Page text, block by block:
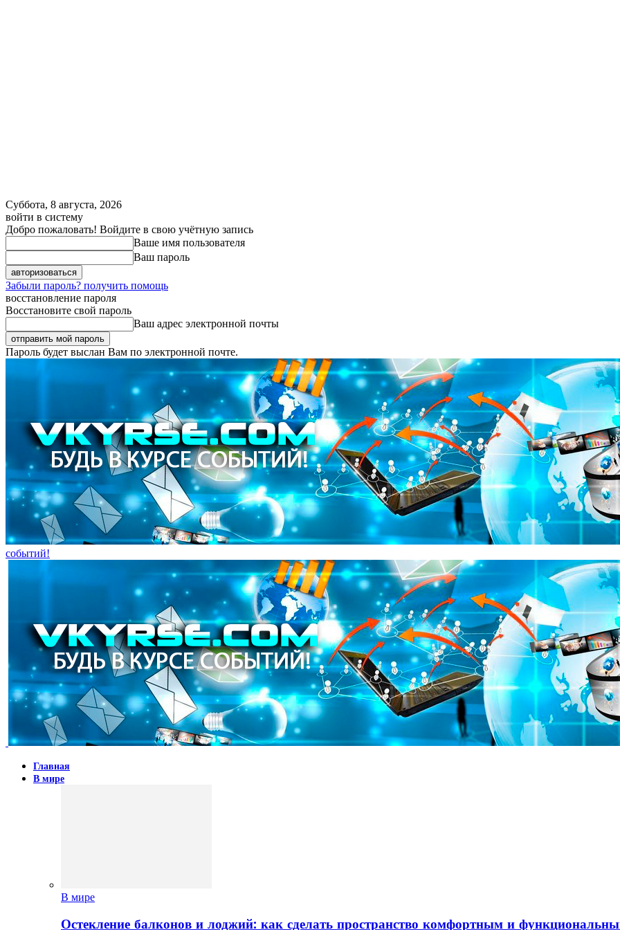
Суббота, 8 августа, 2026
войти в систему
Добро пожаловать! Войдите в свою учётную запись
Ваше имя пользователя
Ваш пароль
Забыли пароль? получить помощь
восстановление пароля
Восстановите свой пароль
Ваш адрес электронной почты
Пароль будет выслан Вам по электронной почте.
событий!
Главная
В мире
В мире
Остекление балконов и лоджий: как сделать пространство комфортным и